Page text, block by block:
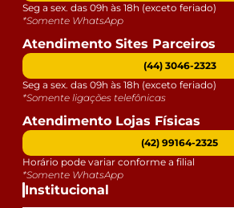
Institucional
Seg a sex. das 09h às 18h (exceto feriado)
*Somente WhatsApp
Atendimento Sites Parceiros
(44) 3046-2323
Seg a sex. das 09h às 18h (exceto feriado)
*Somente ligações telefônicas
Atendimento Lojas Físicas
(42) 99164-2325
Horário pode variar conforme a filial
*Somente WhatsApp